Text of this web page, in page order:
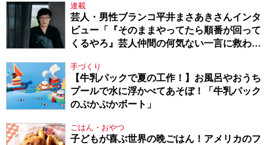
連載
芸人・男性ブランコ平井まさあきさんインタ
ビュー「『そのままやってたら順番が回って
くるやろ』芸人仲間の何気ない一言に救われ
手づくり
【牛乳パックで夏の工作！】お風呂やおうち
プールで水に浮かべてあそぼ！「牛乳パック
のぷかぷかボート」
ごはん・おやつ
子どもが喜ぶ世界の晩ごはん！アメリカのフ